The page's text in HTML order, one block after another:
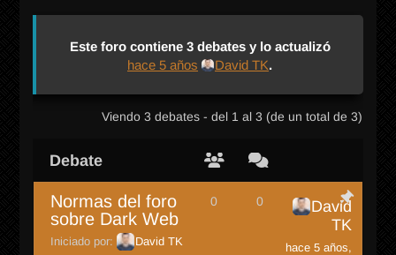
Este foro contiene 3 debates y lo actualizó
hace 5 años
David TK.
Viendo 3 debates - del 1 al 3 (de un total de 3)
Debate
Normas del foro
sobre Dark Web
Iniciado por: David TK
0 0
David
TK
hace 5 años,